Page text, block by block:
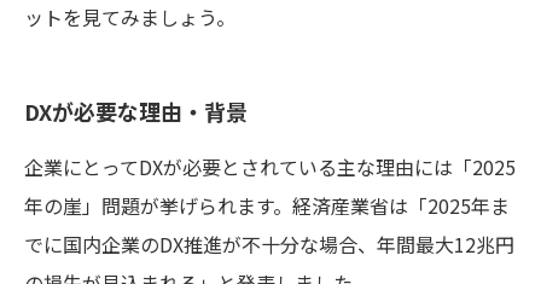
ットを見てみましょう。
DXが必要な理由・背景
企業にとってDXが必要とされている主な理由には「2025
年の崖」問題が挙げられます。経済産業省は「2025年ま
でに国内企業のDX推進が不十分な場合、年間最大12兆円